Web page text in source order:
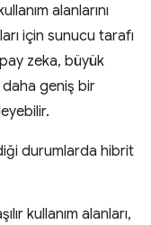
alanlarını
için sunucu tarafı
zeka, büyük
geniş bir
durumlarda hibrit
kullanım alanları,